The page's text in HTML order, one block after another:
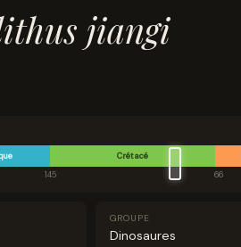
jiangi
Crétacé
145 66
GROUPE
Dinosaures